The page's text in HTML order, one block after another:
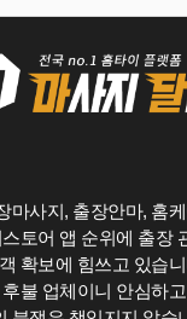
마사지, 출장안마, 홈
토어 앱 순위에 출장
확보에 힘쓰고 있습
불 업체이니 안심하